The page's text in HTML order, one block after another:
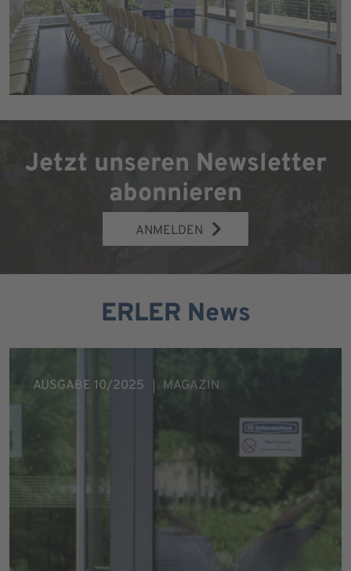
Jetzt unseren Newsletter
abonnieren
ANMELDEN
ERLER News
AUSGABE 10/2025 MAGAZIN